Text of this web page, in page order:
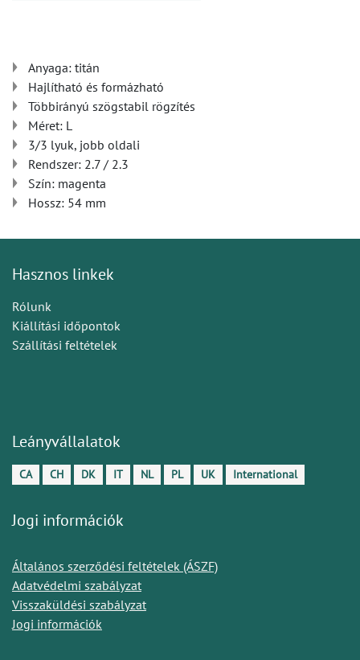
Anyaga: titán
Hajlítható és formázható
Többirányú szögstabil rögzítés
Méret: L
3/3 lyuk, jobb oldali
Rendszer: 2.7 / 2.3
Szín: magenta
Hossz: 54 mm
Hasznos linkek
Rólunk
Kiállítási időpontok
Szállítási feltételek
Leányvállalatok
CA CH DK IT NL PL UK International
Jogi információk
Általános szerződési feltételek (ÁSZF)
Adatvédelmi szabályzat
Visszaküldési szabályzat
Jogi információk